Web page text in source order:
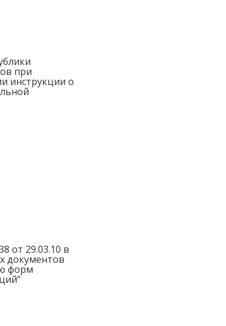
при
инструкции о
от 29.03.10 в
документов
форм